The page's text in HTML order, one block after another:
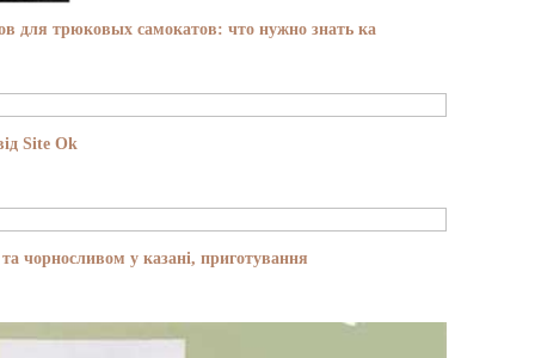
для трюковых самокатов: что нужно знать ка
Site Ok
чорносливом у казані, приготування